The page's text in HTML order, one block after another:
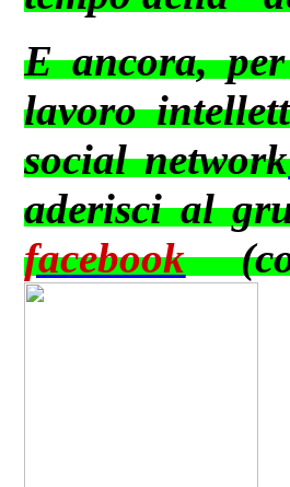
E ancora,
lavoro
social network
aderisci al
facebook